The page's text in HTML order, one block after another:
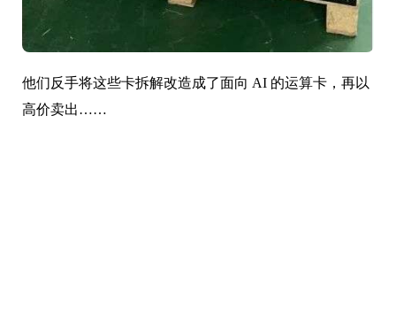
他们反手将这些卡拆解改造成了面向 AI 的运算卡，再以
高价卖出……